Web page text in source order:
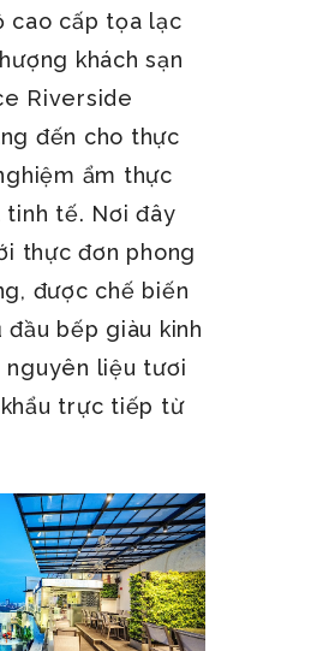
cao cấp tọa lạc
khách sạn
Riverside
đến cho thực
ẩm thực
tinh tế. Nơi đây
thực đơn phong
được chế biến
bếp giàu kinh
nguyên liệu tươi
trực tiếp từ